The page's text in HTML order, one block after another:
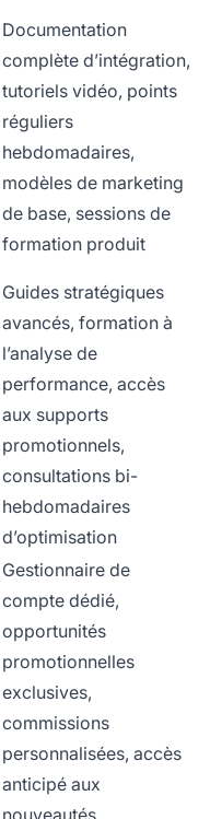
Documentation
complète d’intégration,
tutoriels vidéo, points
réguliers
hebdomadaires,
modèles de marketing
de base, sessions de
formation produit
Guides stratégiques
avancés, formation à
l’analyse de
performance, accès
aux supports
promotionnels,
consultations bi-
hebdomadaires
d’optimisation
Gestionnaire de
compte dédié,
opportunités
promotionnelles
exclusives,
commissions
personnalisées, accès
anticipé aux